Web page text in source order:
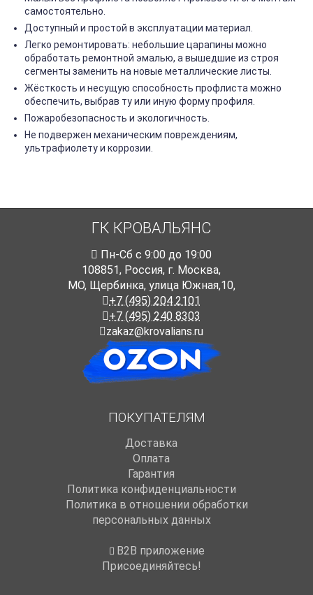
самостоятельно.
Доступный и простой в эксплуатации материал.
Легко ремонтировать: небольшие царапины можно
обработать ремонтной эмалью, а вышедшие из строя
сегменты заменить на новые металлические листы.
Жёсткость и несущую способность профлиста можно
обеспечить, выбрав ту или иную форму профиля.
Пожаробезопасность и экологичность.
Не подвержен механическим повреждениям,
ультрафиолету и коррозии.
ГК КРОВАЛЬЯНС
Пн-Cб с 9:00 до 19:00
108851, Россия, г. Москва,
МО, Щербинка, улица Южная,10,
+7 (495) 204 2101
+7 (495) 240 8303
zakaz@krovalians.ru
ПОКУПАТЕЛЯМ
Доставка
Оплата
Гарантия
Политика конфиденциальности
Политика в отношении обработки
персональных данных
B2B приложение
Присоединяйтесь!